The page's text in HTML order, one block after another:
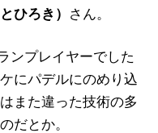
ひろき） さん。
ンプレイヤーでした
にパデルにのめり込
また違った技術の多
だとか。